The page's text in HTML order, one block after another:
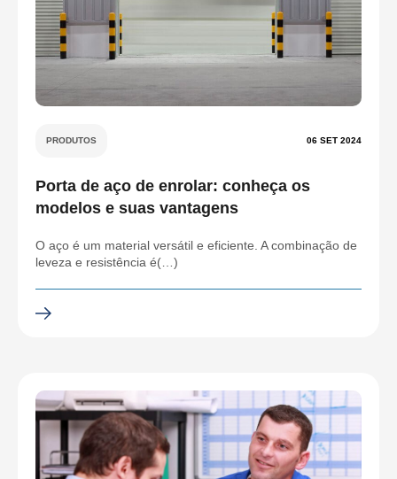
PRODUTOS 06 SET 2024
Porta de aço de enrolar: conheça os
modelos e suas vantagens
O aço é um material versátil e eficiente. A combinação de
leveza e resistência é(…)